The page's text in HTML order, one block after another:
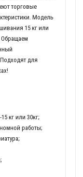
торговые
Модель
15 кг или
Обращаем
для
кг или 30кг;
работы;